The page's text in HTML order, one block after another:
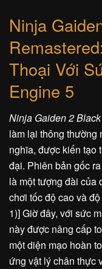
Ninja
Thoại Với
Engine 5
Ninja Gaiden 2
làm lại thông thường
nghĩa, được kiến tạo
đại. Phiên bản gốc
là một tượng đài của
chơi tốc độ cao và
1)] Giờ đây, với sức
này được nâng cấp
một diện mạo hoàn
ứng vật lý chân thực